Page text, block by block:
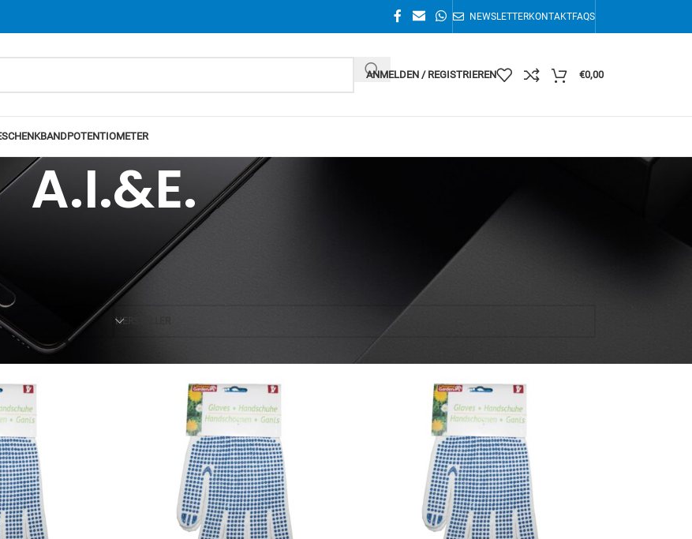
NEWSLETTERKONTAKTFAQS
ANMELDEN / REGISTRIEREN €0,00
POTENTIOMETER
A.I.&E.
Alle 16 Ergebnisse werden angezeigt
HERSTELLER